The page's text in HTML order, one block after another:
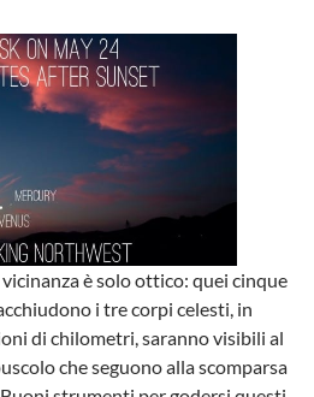
è solo ottico: quei cinque
i tre corpi celesti, in
di chilometri, saranno visibili al
che seguono alla scomparsa